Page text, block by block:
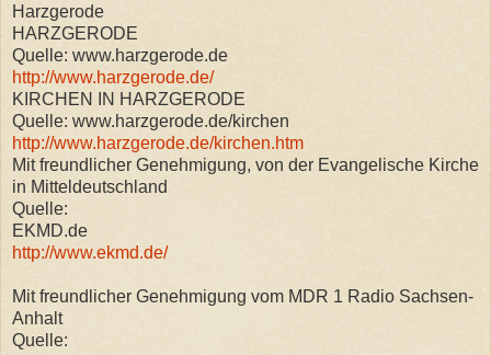
Harzgerode
HARZGERODE
Quelle: www.harzgerode.de
http://www.harzgerode.de/
KIRCHEN IN HARZGERODE
Quelle: www.harzgerode.de/kirchen
http://www.harzgerode.de/kirchen.htm
Mit freundlicher Genehmigung, von der Evangelische Kirche
in Mitteldeutschland
Quelle:
EKMD.de
http://www.ekmd.de/
Mit freundlicher Genehmigung vom MDR 1 Radio Sachsen-
Anhalt
Quelle: